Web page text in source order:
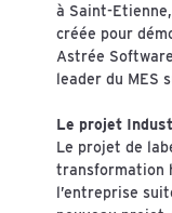
à Saint-
créée pour
Astrée
leader du MES
Le projet
Le projet de
transformation
l’entreprise